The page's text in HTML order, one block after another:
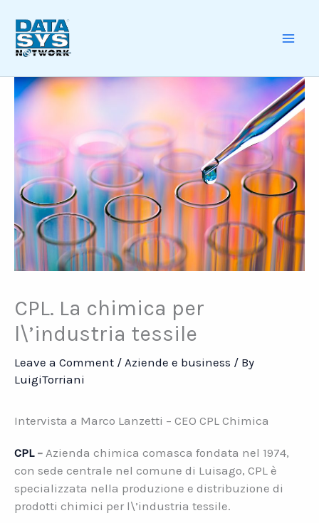
content
CPL. La chimica per
l\’industria tessile
Leave a Comment / Aziende e business / By
LuigiTorriani
Intervista a Marco Lanzetti – CEO CPL Chimica
CPL– Azienda chimica comasca fondata nel 1974,
con sede centrale nel comune di Luisago, CPL è
specializzata nella produzione e distribuzione di
prodotti chimici per l\’industria tessile.